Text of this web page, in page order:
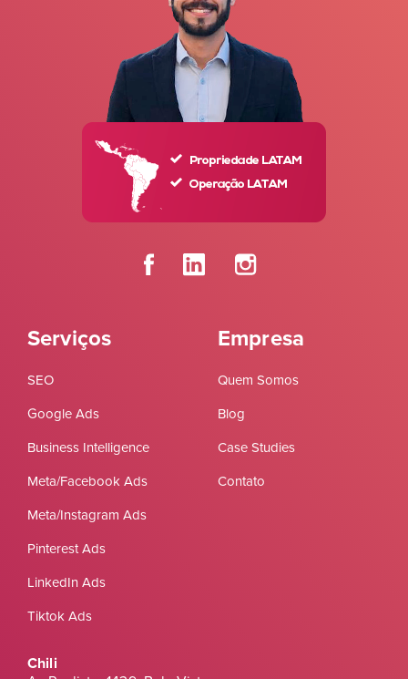
Serviços
SEO
Google Ads
Business Intelligence
Meta/Facebook Ads
Meta/Instagram Ads
Pinterest Ads
LinkedIn Ads
Tiktok Ads
Empresa
Quem Somos
Blog
Case Studies
Contato
Chili